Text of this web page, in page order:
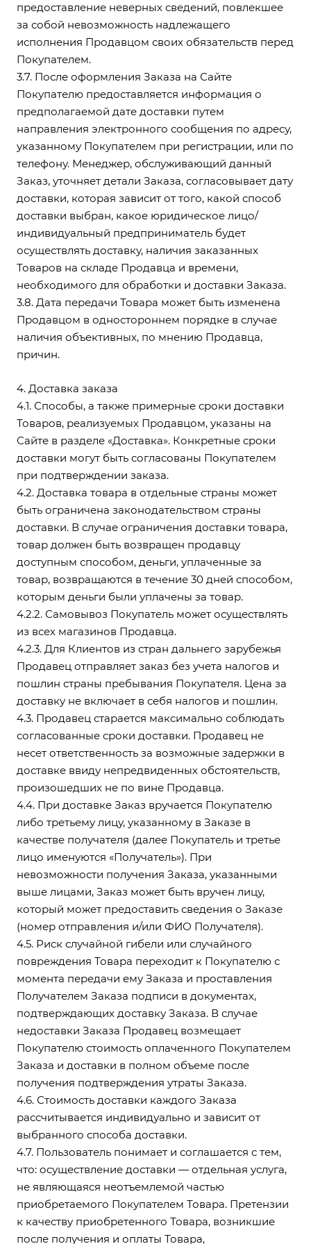
предоставление неверных сведений, повлекшее
за собой невозможность надлежащего
исполнения Продавцом своих обязательств перед
Покупателем.
3.7. После оформления Заказа на Сайте
Покупателю предоставляется информация о
предполагаемой дате доставки путем
направления электронного сообщения по адресу,
указанному Покупателем при регистрации, или по
телефону. Менеджер, обслуживающий данный
Заказ, уточняет детали Заказа, согласовывает дату
доставки, которая зависит от того, какой способ
доставки выбран, какое юридическое лицо/
индивидуальный предприниматель будет
осуществлять доставку, наличия заказанных
Товаров на складе Продавца и времени,
необходимого для обработки и доставки Заказа.
3.8. Дата передачи Товара может быть изменена
Продавцом в одностороннем порядке в случае
наличия объективных, по мнению Продавца,
причин.
4. Доставка заказа
4.1. Способы, а также примерные сроки доставки
Товаров, реализуемых Продавцом, указаны на
Сайте в разделе «Доставка». Конкретные сроки
доставки могут быть согласованы Покупателем
при подтверждении заказа.
4.2. Доставка товара в отдельные страны может
быть ограничена законодательством страны
доставки. В случае ограничения доставки товара,
товар должен быть возвращен продавцу
доступным способом, деньги, уплаченные за
товар, возвращаются в течение 30 дней способом,
которым деньги были уплачены за товар.
4.2.2. Самовывоз Покупатель может осуществлять
из всех магазинов Продавца.
4.2.3. Для Клиентов из стран дальнего зарубежья
Продавец отправляет заказ без учета налогов и
пошлин страны пребывания Покупателя. Цена за
доставку не включает в себя налогов и пошлин.
4.3. Продавец старается максимально соблюдать
согласованные сроки доставки. Продавец не
несет ответственность за возможные задержки в
доставке ввиду непредвиденных обстоятельств,
произошедших не по вине Продавца.
4.4. При доставке Заказ вручается Покупателю
либо третьему лицу, указанному в Заказе в
качестве получателя (далее Покупатель и третье
лицо именуются «Получатель»). При
невозможности получения Заказа, указанными
выше лицами, Заказ может быть вручен лицу,
который может предоставить сведения о Заказе
(номер отправления и/или ФИО Получателя).
4.5. Риск случайной гибели или случайного
повреждения Товара переходит к Покупателю с
момента передачи ему Заказа и проставления
Получателем Заказа подписи в документах,
подтверждающих доставку Заказа. В случае
недоставки Заказа Продавец возмещает
Покупателю стоимость оплаченного Покупателем
Заказа и доставки в полном объеме после
получения подтверждения утраты Заказа.
4.6. Стоимость доставки каждого Заказа
рассчитывается индивидуально и зависит от
выбранного способа доставки.
4.7. Пользователь понимает и соглашается с тем,
что: осуществление доставки — отдельная услуга,
не являющаяся неотъемлемой частью
приобретаемого Покупателем Товара. Претензии
к качеству приобретенного Товара, возникшие
после получения и оплаты Товара,